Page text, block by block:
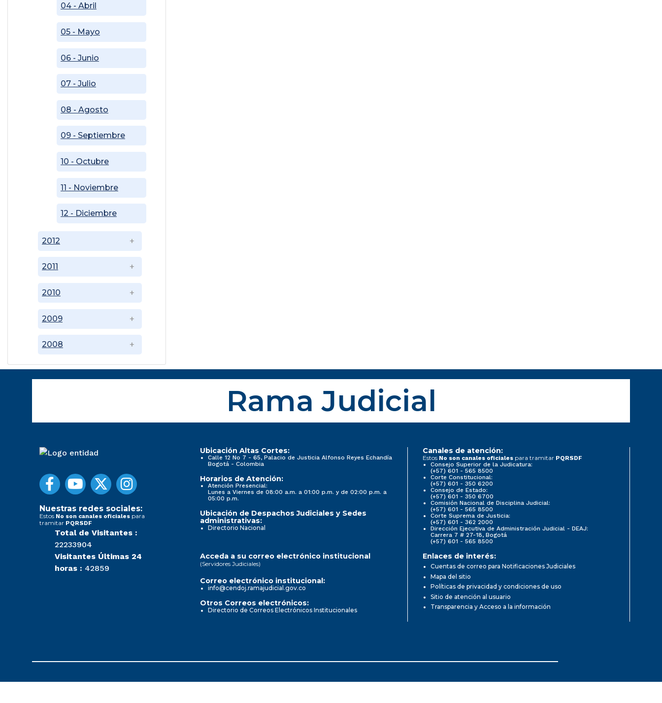
2008
2009
2010
2011
2012
04 - Abril
05 - Mayo
06 - Junio
07 - Julio
08 - Agosto
09 - Septiembre
10 - Octubre
11 - Noviembre
12 - Diciembre
Rama Judicial
Nuestras redes sociales:
Estos No son canales oficiales para
tramitar PQRSDF
Total de Visitantes :
22233904
Visitantes Últimas 24
horas : 42859
Ubicación Altas Cortes:
Calle 12 No 7 - 65, Palacio de Justicia Alfonso Reyes Echandía
Bogotá - Colombia
Horarios de Atención:
Atención Presencial:
Lunes a Viernes de 08:00 a.m. a 01:00 p.m. y de 02:00 p.m. a
05:00 p.m.
Ubicación de Despachos Judiciales y Sedes
administrativas:
Directorio Nacional
Canales de atención:
Estos No son canales oficiales para tramitar PQRSDF
Consejo Superior de la Judicatura:
(+57) 601 - 565 8500
Corte Constitucional:
(+57) 601 - 350 6200
Consejo de Estado:
(+57) 601 - 350 6700
Comisión Nacional de Disciplina Judicial:
(+57) 601 - 565 8500
Corte Suprema de Justicia:
(+57) 601 - 362 2000
Dirección Ejecutiva de Administración Judicial - DEAJ:
Carrera 7 # 27-18, Bogotá
(+57) 601 - 565 8500
Acceda a su correo electrónico institucional
(Servidores Judiciales)
Correo electrónico institucional:
info@cendoj.ramajudicial.gov.co
Otros Correos electrónicos:
Directorio de Correos Electrónicos Institucionales
Enlaces de interés:
Cuentas de correo para Notificaciones Judiciales
Mapa del sitio
Políticas de privacidad y condiciones de uso
Sitio de atención al usuario
Transparencia y Acceso a la información